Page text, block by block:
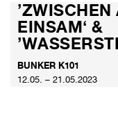
EINSAM‘ &
BUNKER K101
12.05. – 21.05.2023